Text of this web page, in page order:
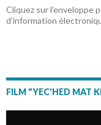
Cliquez sur l’enveloppe
d’information
FILM "YEC'HED MAT